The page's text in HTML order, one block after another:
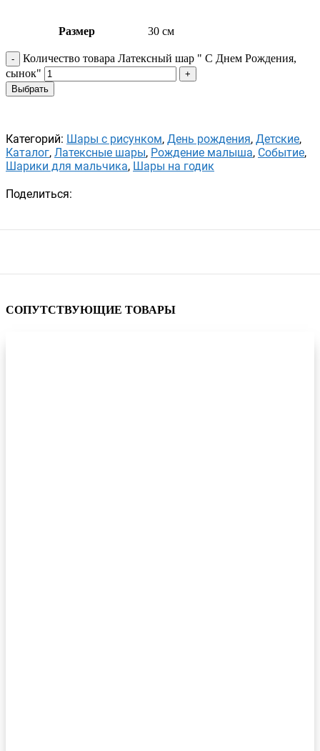
Размер 30 см
Количество товара Латексный шар " С Днем Рождения,
сынок"
Выбрать
Категорий: Шары с рисунком, День рождения, Детские,
Каталог, Латексные шары, Рождение малыша, Событие,
Шарики для мальчика, Шары на годик
Поделиться:
СОПУТСТВУЮЩИЕ ТОВАРЫ